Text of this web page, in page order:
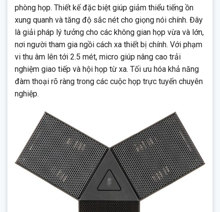
phòng họp. Thiết kế đặc biệt giúp giảm thiểu tiếng ồn
xung quanh và tăng độ sắc nét cho giọng nói chính. Đây
là giải pháp lý tưởng cho các không gian họp vừa và lớn,
nơi người tham gia ngồi cách xa thiết bị chính. Với phạm
vi thu âm lên tới 2.5 mét, micro giúp nâng cao trải
nghiệm giao tiếp và hội họp từ xa. Tối ưu hóa khả năng
đàm thoại rõ ràng trong các cuộc họp trực tuyến chuyên
nghiệp.